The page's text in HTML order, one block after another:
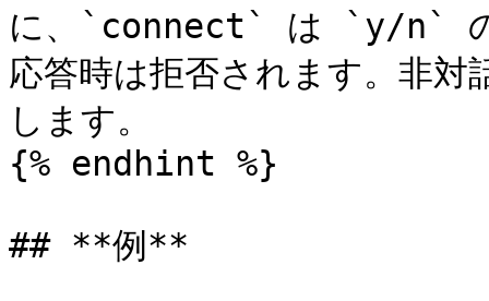
に、`connect` は `y/n` の
応答時は拒否されます。非
します。
{% endhint %}
## **例**